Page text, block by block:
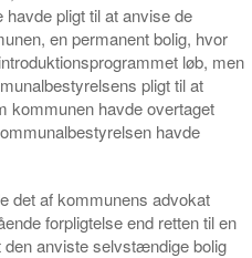
pligt til at anvise de
en permanent bolig, hvor
løb, men
pligt til at
kommunen havde overtaget
havde
det af kommunens advokat
forpligtelse end retten til en
anviste selvstændige bolig